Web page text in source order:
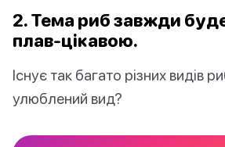
2. Тема риб завжди
плав-цікавою.
Існує так багато різних видів
улюблений вид?